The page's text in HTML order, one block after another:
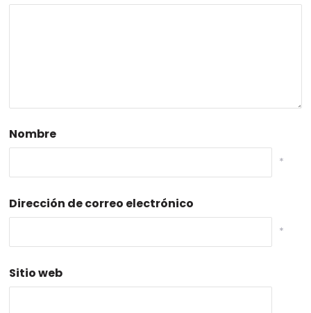
Nombre
*
Dirección de correo electrónico
*
Sitio web